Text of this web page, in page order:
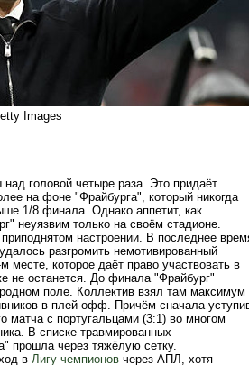
Images
головой четыре раза. Это придаёт
на фоне "Фрайбурга", который никогда
1/8 финала. Однако аппетит, как
неуязвим только на своём стадионе.
настроении. В последнее
разгромить немотивированный
месте, которое даёт право участвовать в
не останется. До финала "Фрайбург"
поле. Коллектив взял там максимум
в плей-офф. Причём сначала
матча с португальцами (3:1) во многом
В списке травмированных —
прошла через тяжёлую сетку.
в Лигу чемпионовчерез АПЛ, хотя